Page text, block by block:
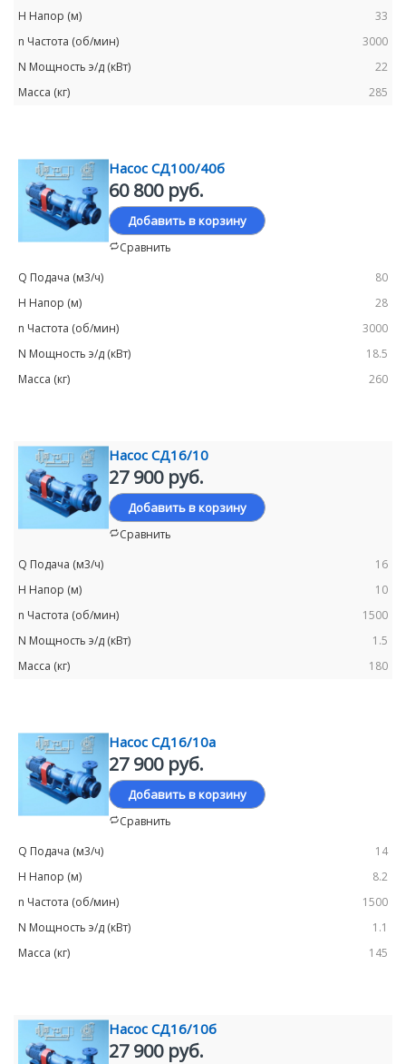
33
3000
22
285
Насос СД100/40б
60 800 руб.
Добавить в корзину
Сравнить
80
28
3000
18.5
260
Насос СД16/10
27 900 руб.
Добавить в корзину
Сравнить
16
10
1500
1.5
180
Насос СД16/10а
27 900 руб.
Добавить в корзину
Сравнить
14
8.2
1500
1.1
145
Насос СД16/10б
27 900 руб.